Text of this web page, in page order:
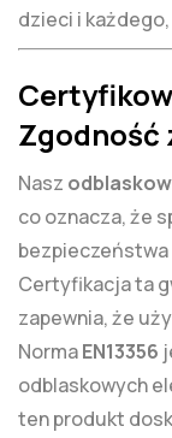
dzieci i
Zgodność
Nasz
co oznacza, że
Certyfikacja ta
zapewnia, że
NormaEN13356
odblaskowych
ten produkt